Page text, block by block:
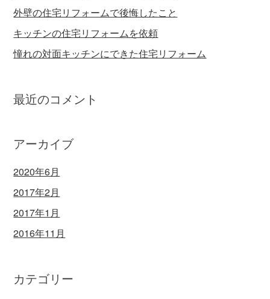
外壁の住宅リフォームで後悔したこと
キッチンの住宅リフォームを依頼
憧れの対面キッチンにできた住宅リフォーム
最近のコメント
アーカイブ
2020年6月
2017年2月
2017年1月
2016年11月
カテゴリー